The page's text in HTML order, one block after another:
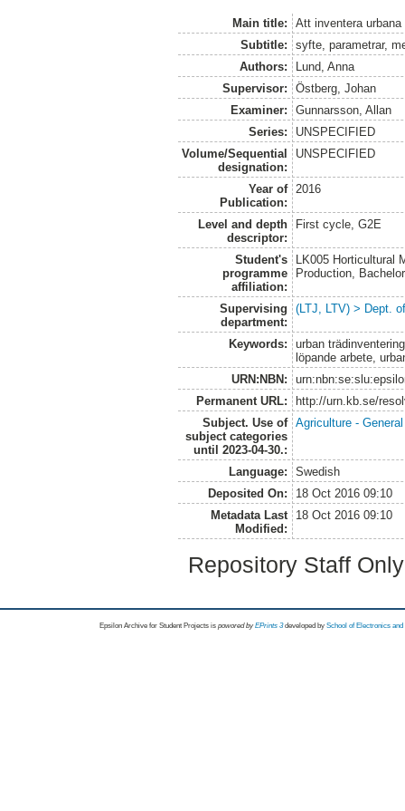
Main title:
Att inventera urbana
Subtitle:
syfte, parametrar,
Authors:
Lund, Anna
Supervisor:
Östberg, Johan
Examiner:
Gunnarsson, Allan
Series:
UNSPECIFIED
Volume/Sequential
designation:
UNSPECIFIED
Year of
Publication:
2016
Level and depth
descriptor:
First cycle, G2E
Student's
programme
affiliation:
LK005 Horticultural
Production,
Supervising
department:
(LTJ, LTV) > Dept.
Keywords:
urban
löpande arbete,
URN:NBN:
Permanent URL:
http://urn.kb.se/
Subject. Use of
subject categories
until 2023-04-30.:
Agriculture -
Language:
Swedish
Deposited On:
18 Oct 2016 09:10
Metadata Last
Modified:
18 Oct 2016 09:10
Repository Staff
Epsilon Archive for Student Projects is powored byEPrints 3 developed by School of Electronics